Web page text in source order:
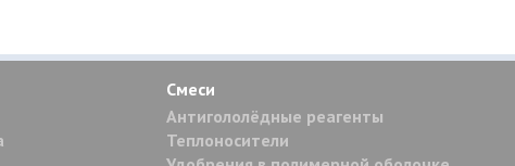
Смеси
Антигололёдные реагенты
Теплоносители